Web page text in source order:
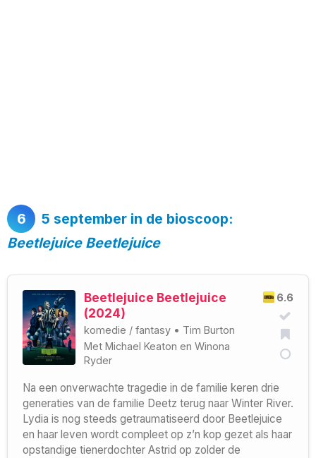
6
5 september in de bioscoop:
Beetlejuice Beetlejuice
6.6
Beetlejuice Beetlejuice
(2024)
komedie / fantasy • Tim Burton
Met Michael Keaton en Winona
Ryder
Na een onverwachte tragedie in de familie keren drie
generaties van de familie Deetz terug naar Winter River.
Lydia is nog steeds getraumatiseerd door Beetlejuice
en haar leven wordt compleet op z’n kop gezet als haar
opstandige tienerdochter Astrid op zolder de